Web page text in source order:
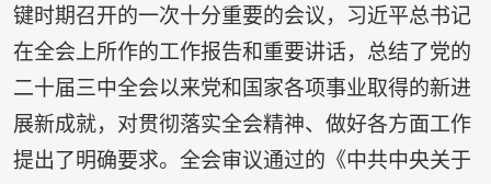
键时期召开的一次十分重要的会议，习近平总书记
在全会上所作的工作报告和重要讲话，总结了党的
二十届三中全会以来党和国家各项事业取得的新进
展新成就，对贯彻落实全会精神、做好各方面工作
提出了明确要求。全会审议通过的《中共中央关于